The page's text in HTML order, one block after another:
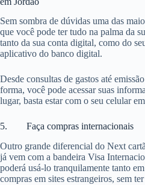
Sem sombra de dúvidas uma das
que você pode ter tudo na palma da
tanto da sua conta digital, como do
aplicativo do banco digital.
Desde consultas de gastos até
forma, você pode acessar suas
lugar, basta estar com o seu celular
5. Faça compras internacionais
Outro grande diferencial do Next
já vem com a bandeira Visa
poderá usá-lo tranquilamente tanto
compras em sites estrangeiros, sem